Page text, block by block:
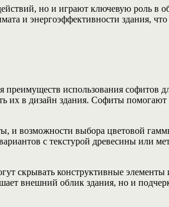
но и играют ключевую роль в
и энергоэффективности здания,
преимуществ использования
их в дизайн здания. Софиты
и возможности выбора цветовой
с текстурой древесины или
скрывать конструктивные
внешний облик здания, но и